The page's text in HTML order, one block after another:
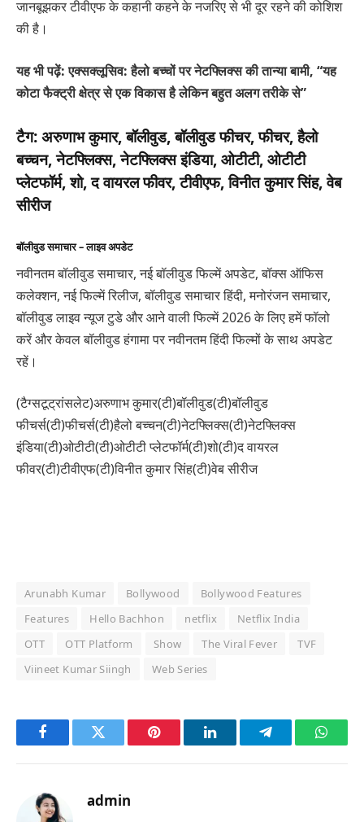
जानबूझकर टीवीएफ के कहानी कहने के नजरिए से भी दूर रहने की कोशिश
की है।
यह भी पढ़ें: एक्सक्लूसिव: हैलो बच्चों पर नेटफ्लिक्स की तान्या बामी, “यह
कोटा फैक्ट्री क्षेत्र से एक विकास है लेकिन बहुत अलग तरीके से”
टैग:अरुणाभ कुमार, बॉलीवुड, बॉलीवुड फीचर, फीचर, हैलो
बच्चन, नेटफ्लिक्स, नेटफ्लिक्स इंडिया, ओटीटी, ओटीटी
प्लेटफॉर्म, शो, द वायरल फीवर, टीवीएफ, विनीत कुमार सिंह, वेब
सीरीज
बॉलीवुड समाचार – लाइव अपडेट
नवीनतम बॉलीवुड समाचार, नई बॉलीवुड फिल्में अपडेट, बॉक्स ऑफिस
कलेक्शन, नई फिल्में रिलीज, बॉलीवुड समाचार हिंदी, मनोरंजन समाचार,
बॉलीवुड लाइव न्यूज टुडे और आने वाली फिल्में 2026 के लिए हमें फॉलो
करें और केवल बॉलीवुड हंगामा पर नवीनतम हिंदी फिल्मों के साथ अपडेट
रहें।
(टैग्सटूट्रांसलेट)अरुणाभ कुमार(टी)बॉलीवुड(टी)बॉलीवुड
फीचर्स(टी)फीचर्स(टी)हैलो बच्चन(टी)नेटफ्लिक्स(टी)नेटफ्लिक्स
इंडिया(टी)ओटीटी(टी)ओटीटी प्लेटफॉर्म(टी)शो(टी)द वायरल
फीवर(टी)टीवीएफ(टी)विनीत कुमार सिंह(टी)वेब सीरीज
Arunabh Kumar Bollywood
Bollywood Features
Features
Hello Bachhon netflix
Netflix India
OTT
OTT Platform Show The Viral Fever
TVF
Viineet Kumar Siingh
Web Series
FacebookTwitter Pinterest LinkedInTelegram
admin